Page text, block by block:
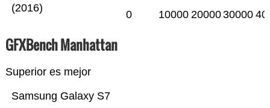
(2016)
0 10000 2000030000
GFXBench Manhattan
Superior es mejor
Samsung Galaxy S7